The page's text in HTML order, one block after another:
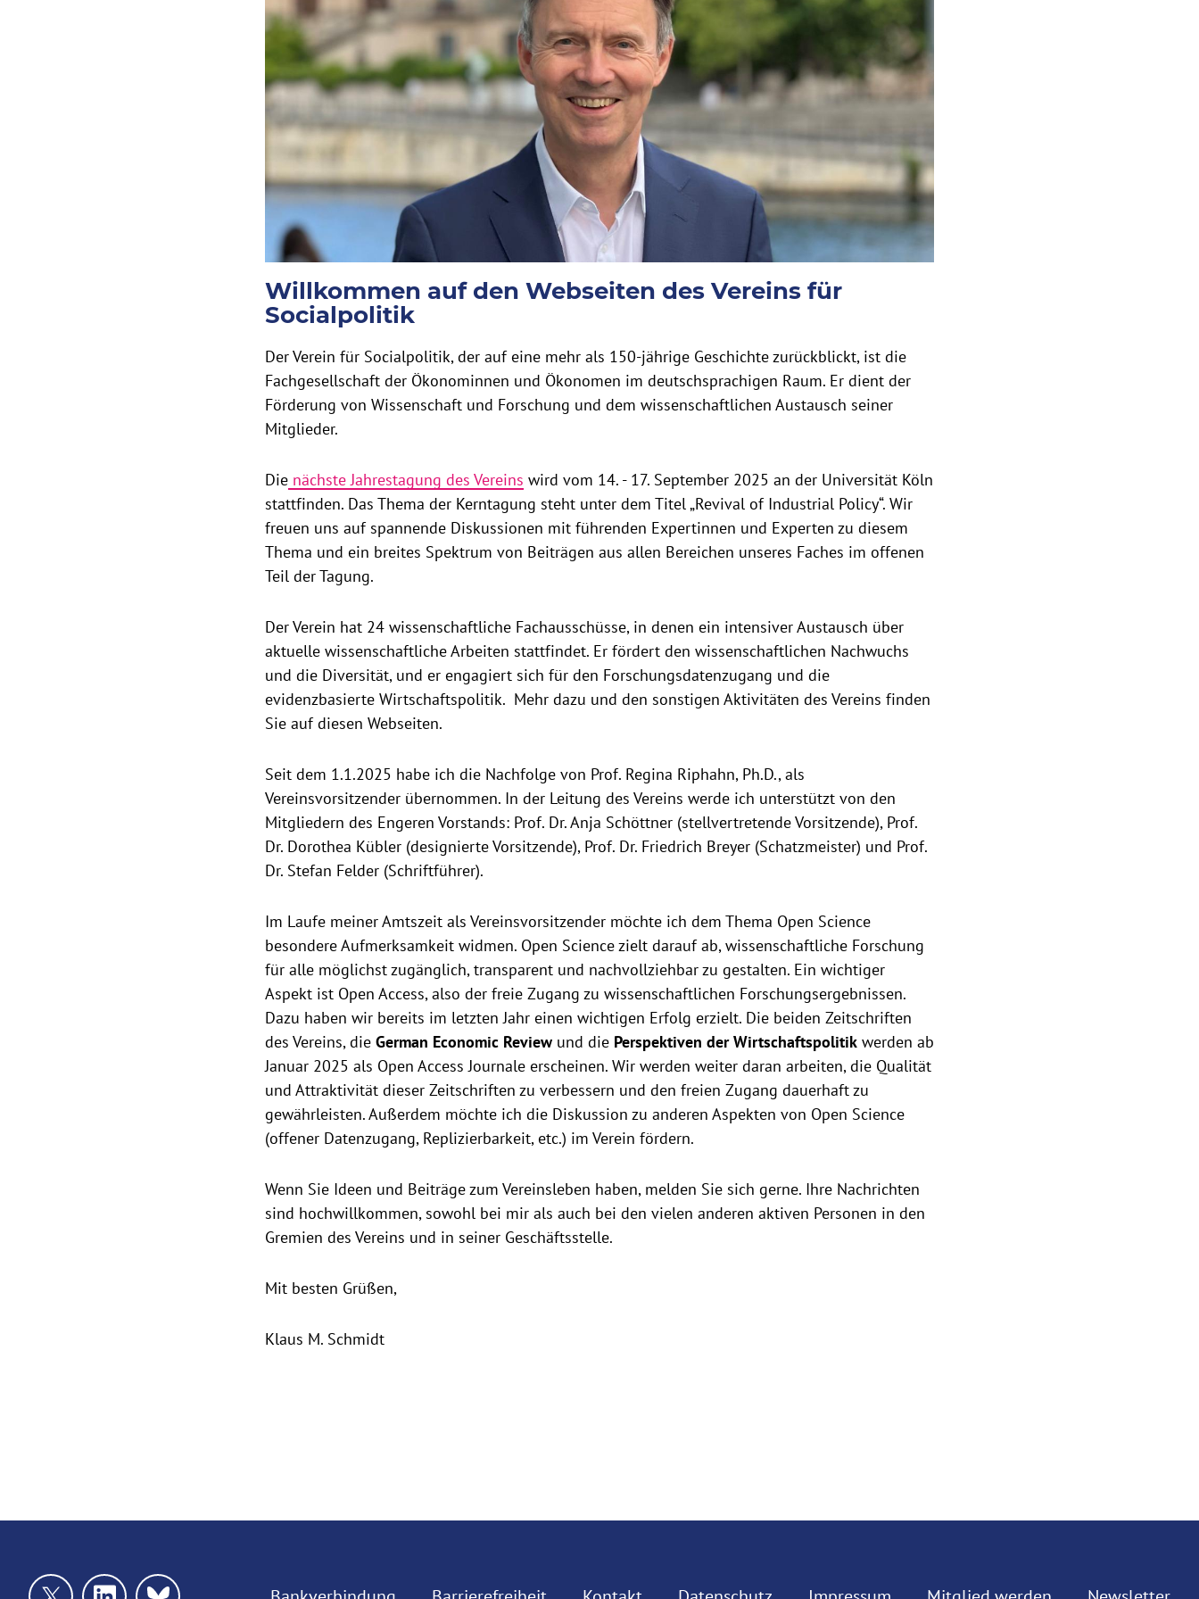
Willkommen auf den Webseiten des Vereins für
Socialpolitik
Der Verein für Socialpolitik, der auf eine mehr als 150-jährige Geschichte zurückblickt, ist die
Fachgesellschaft der Ökonominnen und Ökonomen im deutschsprachigen Raum. Er dient der
Förderung von Wissenschaft und Forschung und dem wissenschaftlichen Austausch seiner
Mitglieder.
Die nächste Jahrestagung des Vereins wird vom 14. - 17. September 2025 an der Universität Köln
stattfinden. Das Thema der Kerntagung steht unter dem Titel „Revival of Industrial Policy“. Wir
freuen uns auf spannende Diskussionen mit führenden Expertinnen und Experten zu diesem
Thema und ein breites Spektrum von Beiträgen aus allen Bereichen unseres Faches im offenen
Teil der Tagung.
Der Verein hat 24 wissenschaftliche Fachausschüsse, in denen ein intensiver Austausch über
aktuelle wissenschaftliche Arbeiten stattfindet. Er fördert den wissenschaftlichen Nachwuchs
und die Diversität, und er engagiert sich für den Forschungsdatenzugang und die
evidenzbasierte Wirtschaftspolitik. Mehr dazu und den sonstigen Aktivitäten des Vereins finden
Sie auf diesen Webseiten.
Seit dem 1.1.2025 habe ich die Nachfolge von Prof. Regina Riphahn, Ph.D., als
Vereinsvorsitzender übernommen. In der Leitung des Vereins werde ich unterstützt von den
Mitgliedern des Engeren Vorstands: Prof. Dr. Anja Schöttner (stellvertretende Vorsitzende), Prof.
Dr. Dorothea Kübler (designierte Vorsitzende), Prof. Dr. Friedrich Breyer (Schatzmeister) und Prof.
Dr. Stefan Felder (Schriftführer).
Im Laufe meiner Amtszeit als Vereinsvorsitzender möchte ich dem Thema Open Science
besondere Aufmerksamkeit widmen. Open Science zielt darauf ab, wissenschaftliche Forschung
für alle möglichst zugänglich, transparent und nachvollziehbar zu gestalten. Ein wichtiger
Aspekt ist Open Access, also der freie Zugang zu wissenschaftlichen Forschungsergebnissen.
Dazu haben wir bereits im letzten Jahr einen wichtigen Erfolg erzielt. Die beiden Zeitschriften
des Vereins, die German Economic Review und die Perspektiven der Wirtschaftspolitik werden ab
Januar 2025 als Open Access Journale erscheinen. Wir werden weiter daran arbeiten, die Qualität
und Attraktivität dieser Zeitschriften zu verbessern und den freien Zugang dauerhaft zu
gewährleisten. Außerdem möchte ich die Diskussion zu anderen Aspekten von Open Science
(offener Datenzugang, Replizierbarkeit, etc.) im Verein fördern.
Wenn Sie Ideen und Beiträge zum Vereinsleben haben, melden Sie sich gerne. Ihre Nachrichten
sind hochwillkommen, sowohl bei mir als auch bei den vielen anderen aktiven Personen in den
Gremien des Vereins und in seiner Geschäftsstelle.
Mit besten Grüßen,
Klaus M. Schmidt